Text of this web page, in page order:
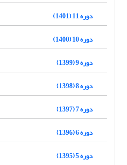
دوره 11 (1401)
دوره 10 (1400)
دوره 9 (1399)
دوره 8 (1398)
دوره 7 (1397)
دوره 6 (1396)
دوره 5 (1395)